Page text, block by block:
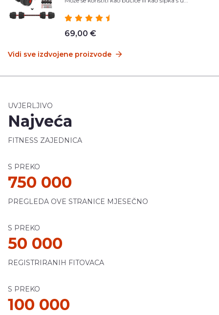
69,00 €
Vidi sve izdvojene proizvode
UVJERLJIVO
Najveća
FITNESS ZAJEDNICA
S PREKO
750 000
PREGLEDA OVE STRANICE MJESEČNO
S PREKO
50 000
REGISTRIRANIH FITOVACA
S PREKO
100 000